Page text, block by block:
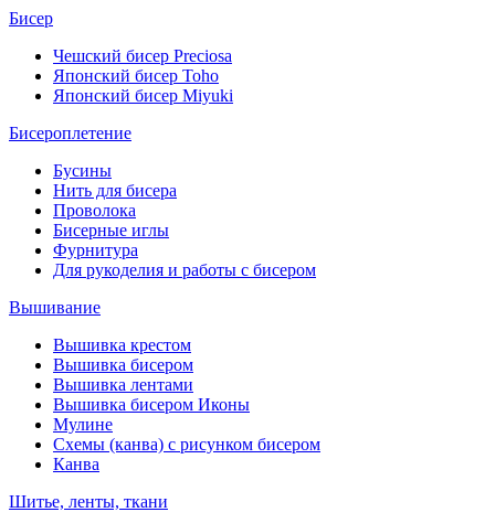
Бисер
Чешский бисер Preciosa
Японский бисер Toho
Японский бисер Miyuki
Бисероплетение
Бусины
Нить для бисера
Проволока
Бисерные иглы
Фурнитура
Для рукоделия и работы с бисером
Вышивание
Вышивка крестом
Вышивка бисером
Вышивка лентами
Вышивка бисером Иконы
Мулине
Схемы (канва) с рисунком бисером
Канва
Шитье, ленты, ткани